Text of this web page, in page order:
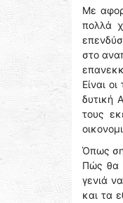
Με
πολλά
στο
Είναι
δυτική
τους
Όπως
Πώς θα
γενιά
και τα